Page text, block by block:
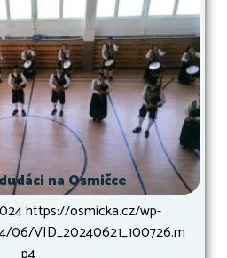
na Osmičce
https://osmicka.cz/wp-
VID_20240621_100726.m